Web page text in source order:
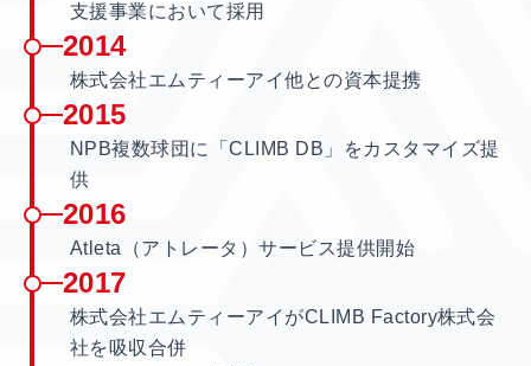
支援事業において採用
2014
株式会社エムティーアイ他との資本提携
2015
NPB複数球団に「CLIMB DB」をカスタマイズ提
供
2016
Atleta（アトレータ）サービス提供開始
2017
株式会社エムティーアイがCLIMB Factory株式会
社を吸収合併